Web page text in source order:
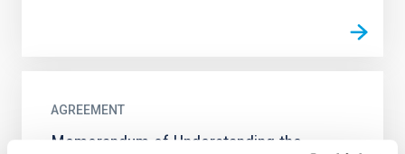
AGREEMENT
Memorandum of Understanding the